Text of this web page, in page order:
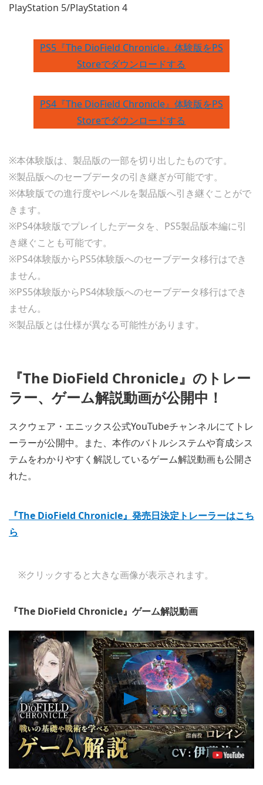
PlayStation 5/PlayStation 4
PS5『The DioField Chronicle』体験版をPS
Storeでダウンロードする
PS4『The DioField Chronicle』体験版をPS
Storeでダウンロードする
※本体験版は、製品版の一部を切り出したものです。
※製品版へのセーブデータの引き継ぎが可能です。
※体験版での進行度やレベルを製品版へ引き継ぐことがで
きます。
※PS4体験版でプレイしたデータを、PS5製品版本編に引
き継ぐことも可能です。
※PS4体験版からPS5体験版へのセーブデータ移行はでき
ません。
※PS5体験版からPS4体験版へのセーブデータ移行はでき
ません。
※製品版とは仕様が異なる可能性があります。
『The DioField Chronicle』のトレー
ラー、ゲーム解説動画が公開中！
スクウェア・エニックス公式YouTubeチャンネルにてトレ
ーラーが公開中。また、本作のバトルシステムや育成シス
テムをわかりやすく解説しているゲーム解説動画も公開さ
れた。
『The DioField Chronicle』発売日決定トレーラーはこち
ら
※クリックすると大きな画像が表示されます。
『The DioField Chronicle』ゲーム解説動画
Play
Video